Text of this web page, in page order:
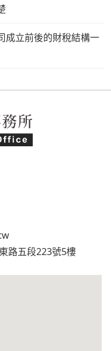
成立前後的財稅結構一
路五段223號5樓